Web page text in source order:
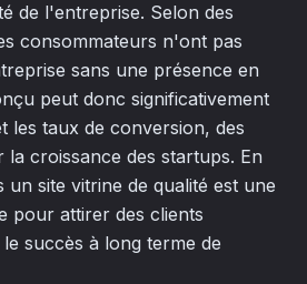
de l'entreprise. Selon des
consommateurs n'ont pas
sans une présence en
peut donc significativement
les taux de conversion, des
croissance des startups. En
un site vitrine de qualité est une
pour attirer des clients
succès à long terme de